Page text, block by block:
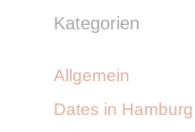
Kategorien
Allgemein
Dates in Hamburg